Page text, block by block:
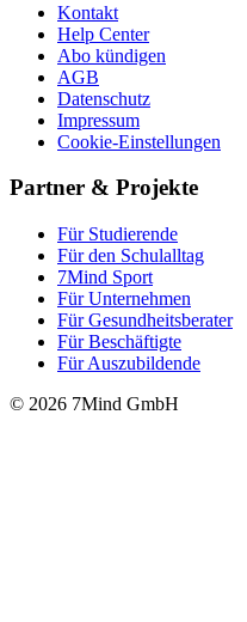
Kontakt
Help Center
Abo kündigen
AGB
Datenschutz
Impressum
Cookie-Einstellungen
Partner & Projekte
Für Stu­die­rende
Für den Schulalltag
7Mind Sport
Für Unter­neh­men
Für Gesund­heits­be­ra­ter
Für Beschäftigte
Für Auszubildende
© 2026 7Mind GmbH